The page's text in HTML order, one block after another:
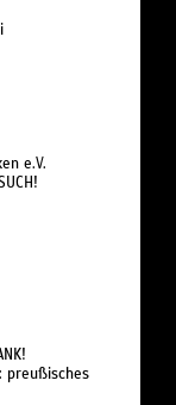
e.V.
preußisches